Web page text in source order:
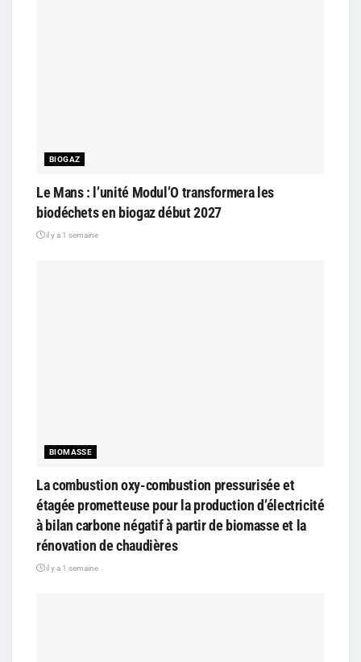
BIOGAZ
Le Mans : l’unité Modul’O transformera les
biodéchets en biogaz début 2027
il y a 1 semaine
BIOMASSE
La combustion oxy-combustion pressurisée et
étagée prometteuse pour la production d’électricité
à bilan carbone négatif à partir de biomasse et la
rénovation de chaudières
il y a 1 semaine